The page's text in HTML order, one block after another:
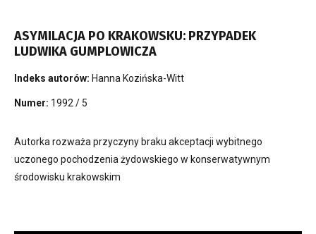
ASYMILACJA PO KRAKOWSKU: PRZYPADEK
LUDWIKA GUMPLOWICZA
Indeks autorów: Hanna Kozińska-Witt
Numer: 1992 / 5
Autorka rozważa przyczyny braku akceptacji wybitnego
uczonego pochodzenia żydowskiego w konserwatywnym
środowisku krakowskim